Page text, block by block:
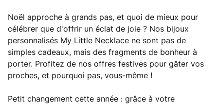
Noël approche à grands pas, et quoi de mieux pour
célébrer que d'offrir un éclat de joie ? Nos bijoux
personnalisés My Little Necklace ne sont pas de
simples cadeaux, mais des fragments de bonheur à
porter. Profitez de nos offres festives pour gâter vos
proches, et pourquoi pas, vous-même !
Petit changement cette année : grâce à votre